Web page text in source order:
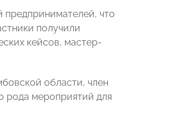
что
получили
кейсов, мастер-
области, член
рода мероприятий для